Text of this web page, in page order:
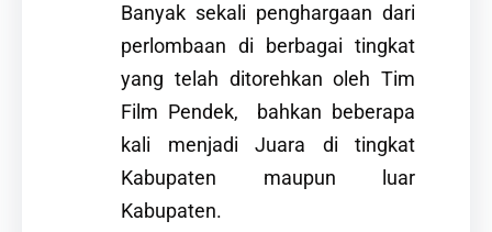
Banyak sekali penghargaan dari
perlombaan di berbagai tingkat
yang telah ditorehkan oleh Tim
Film Pendek, bahkan beberapa
kali menjadi Juara di tingkat
Kabupaten maupun luar
Kabupaten.